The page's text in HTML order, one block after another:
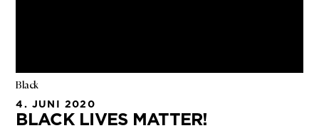
4. JUNI 2020
BLACK LIVES MATTER!
Black